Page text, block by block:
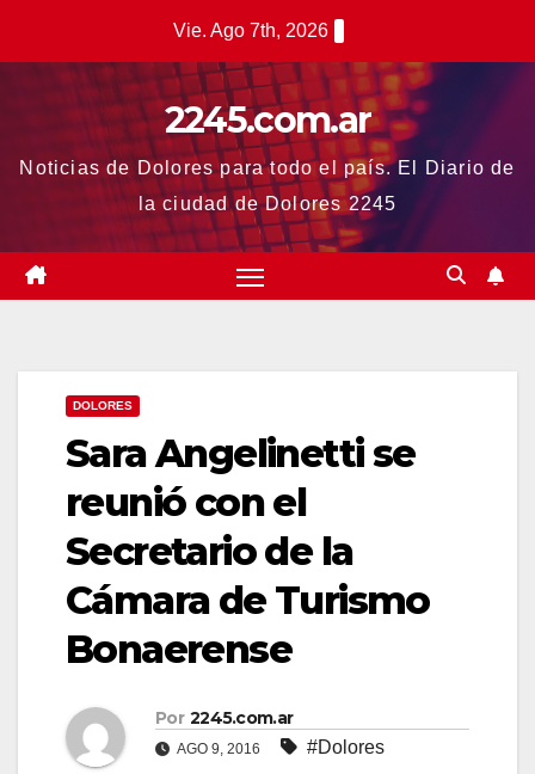
Vie. Ago 7th, 2026
2245.com.ar
Noticias de Dolores para todo el país. El Diario de
la ciudad de Dolores 2245
DOLORES
Sara Angelinetti se
reunió con el
Secretario de la
Cámara de Turismo
Bonaerense
Por 2245.com.ar
AGO 9, 2016 #Dolores